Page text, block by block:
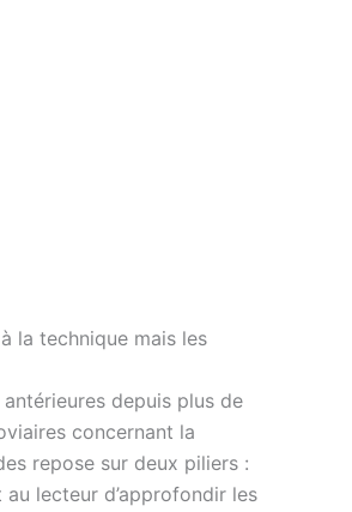
la technique mais les
depuis plus de
concernant la
repose sur deux piliers :
lecteur d’approfondir les